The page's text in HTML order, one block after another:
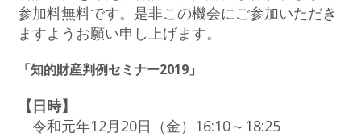
参加料無料です。是非この機会にご参加いただき
ますようお願い申し上げます。
「知的財産判例セミナー2019」
【日時】
令和元年12月20日（金）16:10～18:25